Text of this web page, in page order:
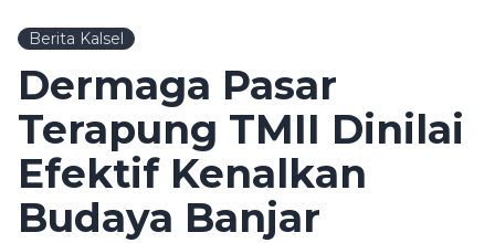
Berita Kalsel
Dermaga Pasar
Terapung TMII Dinilai
Efektif Kenalkan
Budaya Banjar